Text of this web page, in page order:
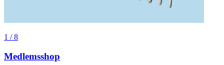
1 /8
Medlemsshop